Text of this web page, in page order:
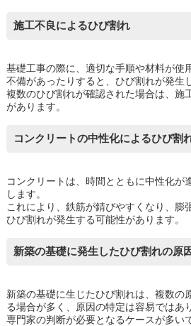
施工不良によるひび割れ
基礎工事の際に、適切な手順や材料が使
不備があったりすると、ひび割れが発生
複数のひび割れが確認された場合は、施
があります。
コンクリートの中性化によるひび割
コンクリートは、時間とともに中性化が
します。
これにより、鉄筋が錆びやすくなり、膨
ひび割れが発生する可能性があります。
新築の基礎に発生したひび割れの原
新築の基礎に生じたひび割れは、複数の
る場合が多く、原因の特定は容易ではあ
専門家の判断が必要となるケースが多い